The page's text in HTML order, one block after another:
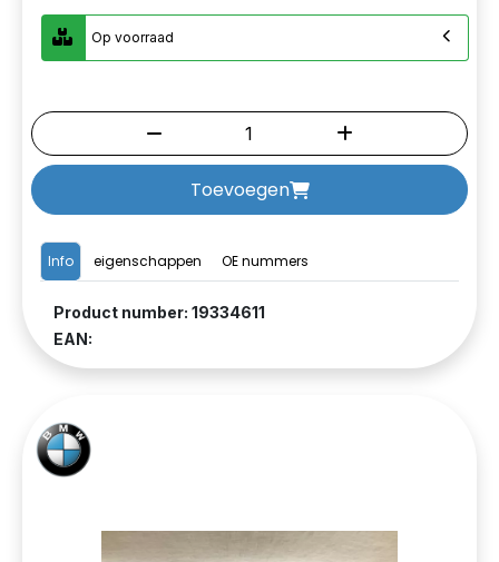
Info eigenschappen OE nummers
Product number: 19334611
EAN:
Op voorraad
Toevoegen